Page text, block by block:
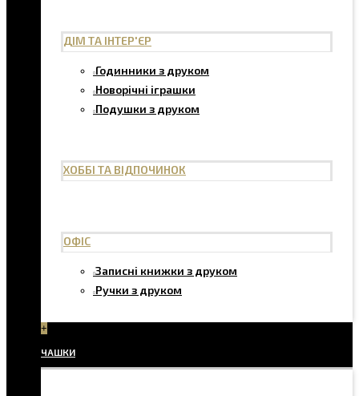
ДІМ ТА ІНТЕР'ЄР
Годинники з друком
Новорічні іграшки
Подушки з друком
ХОББІ ТА ВІДПОЧИНОК
ОФІС
Записні книжки з друком
Ручки з друком
+
ЧАШКИ